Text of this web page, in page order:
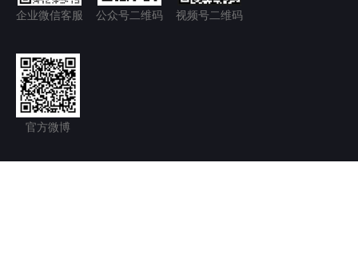
企业微信客服 公众号二维码 视频号二维码
官方微博